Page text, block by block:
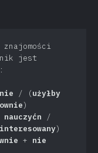
jest
/ (użyłby
)
/
)
+ nie